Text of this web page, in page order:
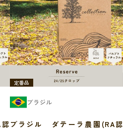
定番品
ブラジル
ブラジル ダテーラ農園(RA認